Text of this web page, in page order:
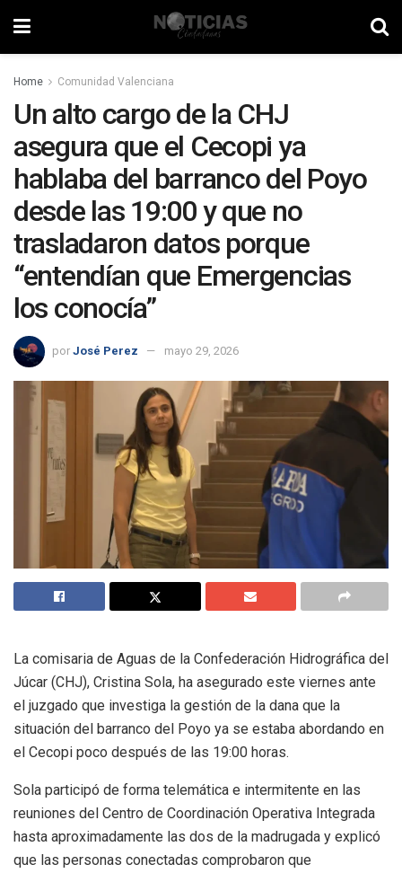
Home Comunidad Valenciana
Un alto cargo de la CHJ
asegura que el Cecopi ya
hablaba del barranco del Poyo
desde las 19:00 y que no
trasladaron datos porque
“entendían que Emergencias
los conocía”
por José Perez mayo 29, 2026
La comisaria de Aguas de la Confederación Hidrográfica del
Júcar (CHJ), Cristina Sola, ha asegurado este viernes ante
el juzgado que investiga la gestión de la dana que la
situación del barranco del Poyo ya se estaba abordando en
el Cecopi poco después de las 19:00 horas.
Sola participó de forma telemática e intermitente en las
reuniones del Centro de Coordinación Operativa Integrada
hasta aproximadamente las dos de la madrugada y explicó
que las personas conectadas comprobaron que